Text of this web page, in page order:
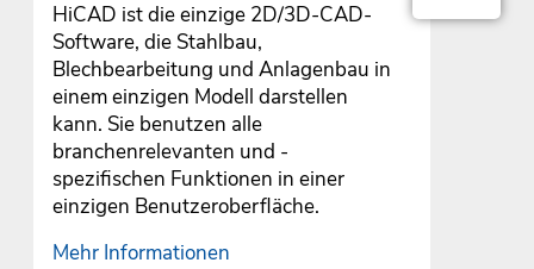
HiCAD ist die einzige 2D/3D-CAD-
Software, die Stahlbau,
Blechbearbeitung und Anlagenbau in
einem einzigen Modell darstellen
kann. Sie benutzen alle
branchenrelevanten und -
spezifischen Funktionen in einer
einzigen Benutzeroberfläche.
Mehr Informationen